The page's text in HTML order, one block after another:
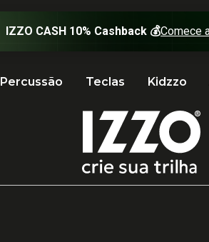
Percussão Teclas Kidzzo